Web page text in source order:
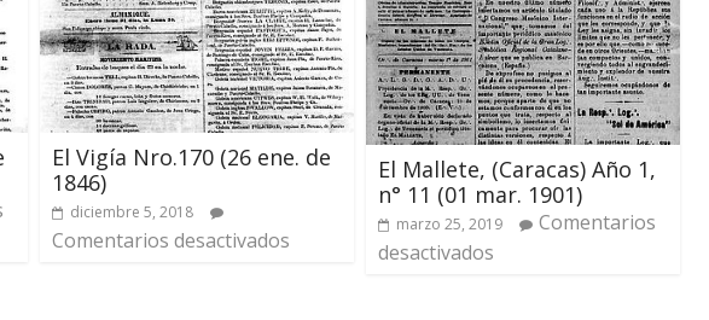
El Vigía Nro.170 (26 ene. de
1846)
diciembre 5, 2018
Comentarios desactivados
El Mallete, (Caracas) Año 1,
n° 11 (01 mar. 1901)
marzo 25, 2019
Comentarios
desactivados